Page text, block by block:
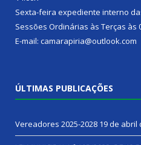
Sexta-feira expediente interno
Sessões Ordinárias às Terças às
E-mail: camarapiria@outlook.com
ÚLTIMAS PUBLICAÇÕES
Vereadores 2025-2028 19 de abril